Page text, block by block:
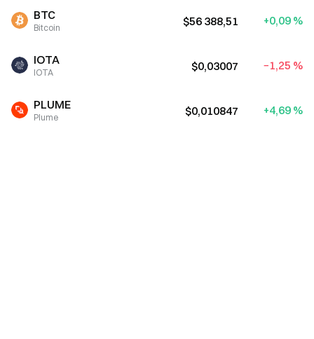
BTC
Bitcoin $56 388,51 +0,09 %
IOTA
IOTA $0,03007 −1,25 %
PLUME
Plume $0,010847 +4,69 %